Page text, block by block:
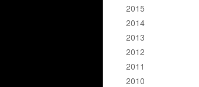
2015
2014
2013
2012
2011
2010